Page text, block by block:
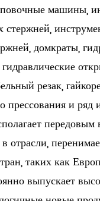
машины,
стержней,
домкраты,
резак,
прессования и ряд
отрасли,
таких как
выпускает